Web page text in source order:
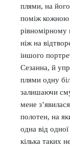
плями, на його
поміж кожною
рівномірному
ніж на
іншого
Сезанна, й
плями одну
залишаючи
мене
полотен, на
одна від
кілька таких